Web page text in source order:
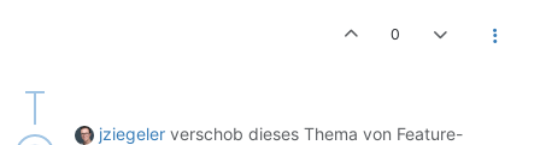
0
jziegeler verschob dieses Thema von Feature-